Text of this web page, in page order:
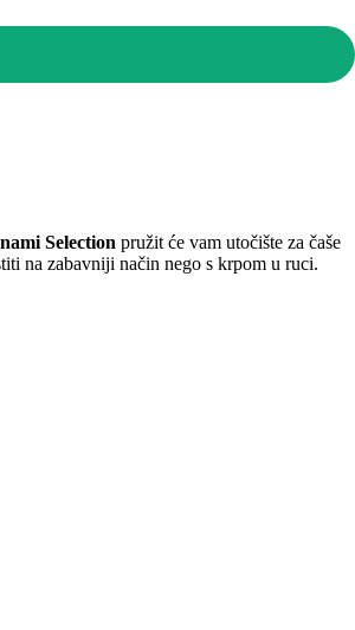
Selection pružit će vam utočište za čaše
na zabavniji način nego s krpom u ruci.